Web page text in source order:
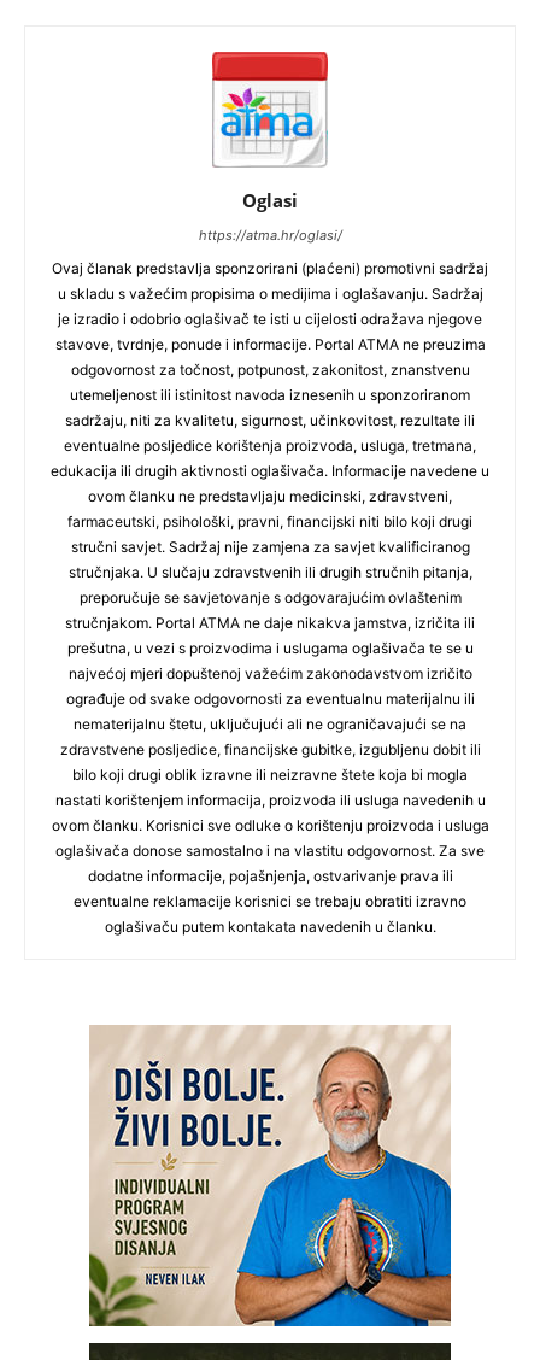
Oglasi
https://atma.hr/oglasi/
Ovaj članak predstavlja sponzorirani (plaćeni) promotivni sadržaj
u skladu s važećim propisima o medijima i oglašavanju. Sadržaj
je izradio i odobrio oglašivač te isti u cijelosti odražava njegove
stavove, tvrdnje, ponude i informacije. Portal ATMA ne preuzima
odgovornost za točnost, potpunost, zakonitost, znanstvenu
utemeljenost ili istinitost navoda iznesenih u sponzoriranom
sadržaju, niti za kvalitetu, sigurnost, učinkovitost, rezultate ili
eventualne posljedice korištenja proizvoda, usluga, tretmana,
edukacija ili drugih aktivnosti oglašivača. Informacije navedene u
ovom članku ne predstavljaju medicinski, zdravstveni,
farmaceutski, psihološki, pravni, financijski niti bilo koji drugi
stručni savjet. Sadržaj nije zamjena za savjet kvalificiranog
stručnjaka. U slučaju zdravstvenih ili drugih stručnih pitanja,
preporučuje se savjetovanje s odgovarajućim ovlaštenim
stručnjakom. Portal ATMA ne daje nikakva jamstva, izričita ili
prešutna, u vezi s proizvodima i uslugama oglašivača te se u
najvećoj mjeri dopuštenoj važećim zakonodavstvom izričito
ograđuje od svake odgovornosti za eventualnu materijalnu ili
nematerijalnu štetu, uključujući ali ne ograničavajući se na
zdravstvene posljedice, financijske gubitke, izgubljenu dobit ili
bilo koji drugi oblik izravne ili neizravne štete koja bi mogla
nastati korištenjem informacija, proizvoda ili usluga navedenih u
ovom članku. Korisnici sve odluke o korištenju proizvoda i usluga
oglašivača donose samostalno i na vlastitu odgovornost. Za sve
dodatne informacije, pojašnjenja, ostvarivanje prava ili
eventualne reklamacije korisnici se trebaju obratiti izravno
oglašivaču putem kontakata navedenih u članku.